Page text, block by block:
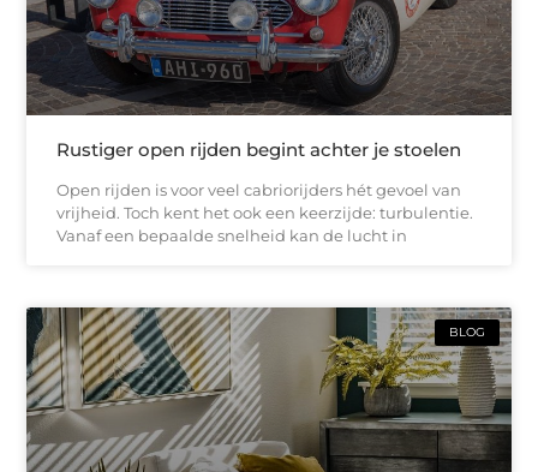
Rustiger open rijden begint achter je stoelen
Open rijden is voor veel cabriorijders hét gevoel van
vrijheid. Toch kent het ook een keerzijde: turbulentie.
Vanaf een bepaalde snelheid kan de lucht in
BLOG